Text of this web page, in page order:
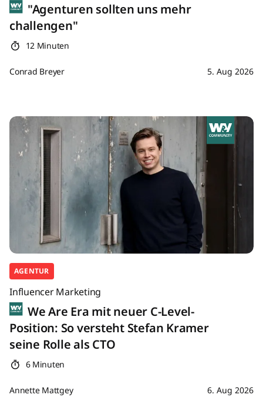
"Agenturen sollten uns mehr
challengen"
12 Minuten
Conrad Breyer 5. Aug 2026
AGENTUR
Influencer Marketing
We Are Era mit neuer C-Level-
Position: So versteht Stefan Kramer
seine Rolle als CTO
6 Minuten
Annette Mattgey 6. Aug 2026